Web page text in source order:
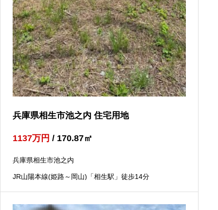
兵庫県相生市池之内 住宅用地
1137万円 / 170.87㎡
兵庫県相生市池之内
JR山陽本線(姫路～岡山)「相生駅」徒歩14分